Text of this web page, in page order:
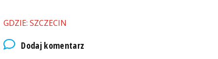
GDZIE: SZCZECIN
Dodaj komentarz